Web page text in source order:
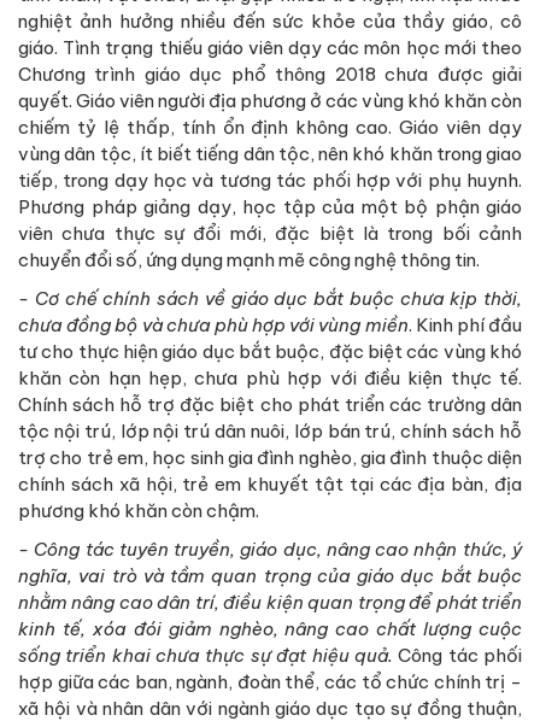
nghiệt ảnh hưởng nhiều đến sức khỏe của thầy giáo, cô
giáo. Tình trạng thiếu giáo viên dạy các môn học mới theo
Chương trình giáo dục phổ thông 2018 chưa được giải
quyết. Giáo viên người địa phương ở các vùng khó khăn còn
chiếm tỷ lệ thấp, tính ổn định không cao. Giáo viên dạy
vùng dân tộc, ít biết tiếng dân tộc, nên khó khăn trong giao
tiếp, trong dạy học và tương tác phối hợp với phụ huynh.
Phương pháp giảng dạy, học tập của một bộ phận giáo
viên chưa thực sự đổi mới, đặc biệt là trong bối cảnh
chuyển đổi số, ứng dụng mạnh mẽ công nghệ thông tin.
- Cơ chế chính sách về giáo dục bắt buộc chưa kịp thời,
chưa đồng bộ và chưa phù hợp với vùng miền. Kinh phí đầu
tư cho thực hiện giáo dục bắt buộc, đặc biệt các vùng khó
khăn còn hạn hẹp, chưa phù hợp với điều kiện thực tế.
Chính sách hỗ trợ đặc biệt cho phát triển các trường dân
tộc nội trú, lớp nội trú dân nuôi, lớp bán trú, chính sách hỗ
trợ cho trẻ em, học sinh gia đình nghèo, gia đình thuộc diện
chính sách xã hội, trẻ em khuyết tật tại các địa bàn, địa
phương khó khăn còn chậm.
- Công tác tuyên truyền, giáo dục, nâng cao nhận thức, ý
nghĩa, vai trò và tầm quan trọng của giáo dục bắt buộc
nhằm nâng cao dân trí, điều kiện quan trọng để phát triển
kinh tế, xóa đói giảm nghèo, nâng cao chất lượng cuộc
sống triển khai chưa thực sự đạt hiệu quả. Công tác phối
hợp giữa các ban, ngành, đoàn thể, các tổ chức chính trị -
xã hội và nhân dân với ngành giáo dục tạo sự đồng thuận,